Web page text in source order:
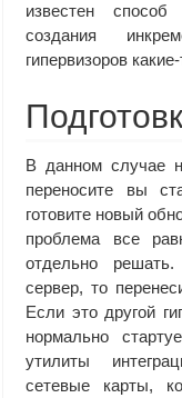
известен способ
создания
гипервизоров
В данном случае
переносите вы
готовите новый
проблема все
отдельно
сервер, то
Если это другой
нормально
утилиты
сетевые карты,